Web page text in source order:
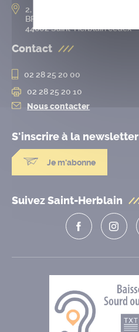
2, rue de l’Hôtel-de-Ville
BP 50167
44802 Saint-Herblain cedex
Contact
02 28 25 20 00
02 28 25 20 10
Nous contacter
S'inscrire à la newsletter
Je m'abonne
Suivez Saint-Herblain